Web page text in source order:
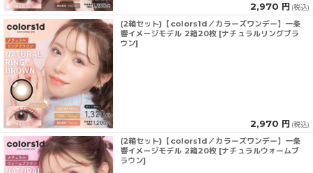
2,970 円 (税込)
(2箱セット)【colors1d／カラーズワンデー】一条
響イメージモデル 2箱20枚 [ナチュラルリングブラ
ウン]
2,970 円 (税込)
(2箱セット)【colors1d／カラーズワンデー】一条
響イメージモデル 2箱20枚 [ナチュラルウォームブ
ラウン]